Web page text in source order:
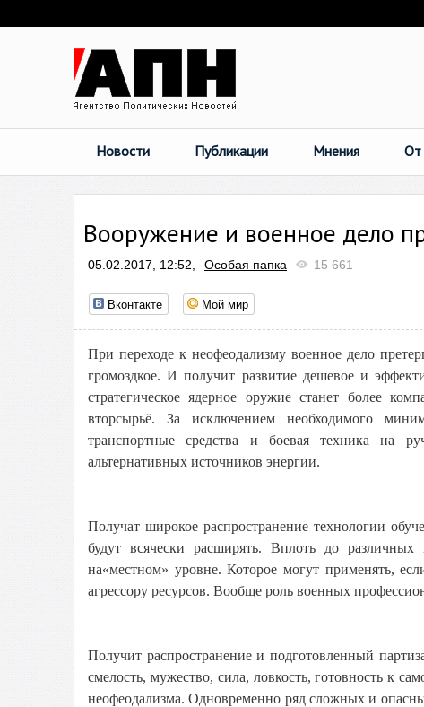
Новости Публикации Мнения От
Вооружение и военное дело
05.02.2017, 12:52, Особая папка 15 661
Вконтакте Мой мир
При переходе к неофеодализму военное дело
громоздкое. И получит развитие дешевое и
стратегическое ядерное оружие станет более
вторсырьё. За исключением необходимого
транспортные средства и боевая техника на
альтернативных источников энергии.
Получат широкое распространение технологии
будут всячески расширять. Вплоть до
на«местном» уровне. Которое могут применять,
агрессору ресурсов. Вообще роль военных
Получит распространение и подготовленный
смелость, мужество, сила, ловкость, готовность к
неофеодализма. Одновременно ряд сложных и